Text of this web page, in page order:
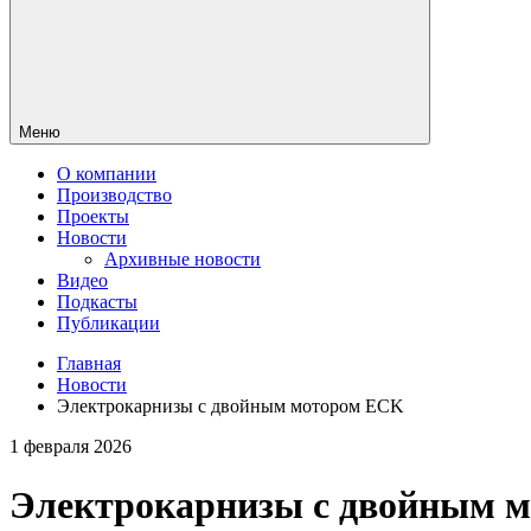
Меню
О компании
Производство
Проекты
Новости
Архивные новости
Видео
Подкасты
Публикации
Главная
Новости
Электрокарнизы с двойным мотором ECK
1 февраля 2026
Электрокарнизы с двойным